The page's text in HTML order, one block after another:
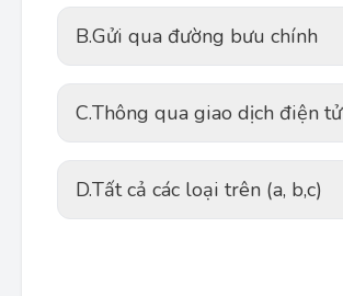
B.Gửi qua đường bưu chính
C.Thông qua giao dịch điện tử
D.Tất cả các loại trên (a, b,c)